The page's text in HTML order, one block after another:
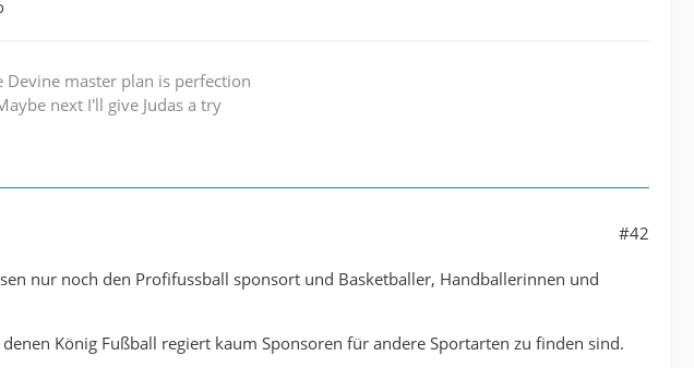
Devine master plan is perfection
next I'll give Judas a try
#42
nur noch den Profifussball sponsort und Basketballer, Handballerinnen und
König Fußball regiert kaum Sponsoren für andere Sportarten zu finden sind.